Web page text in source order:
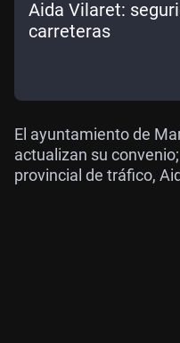
Aida Vilaret:
carreteras
El ayuntamiento de
actualizan su
provincial de tráfico,